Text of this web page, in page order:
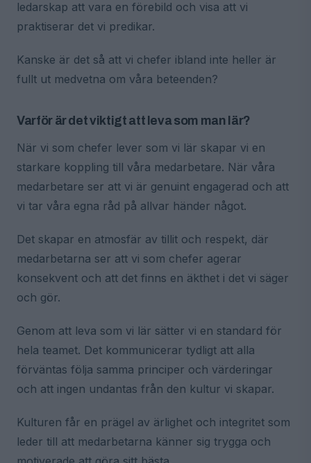
ledarskap att vara en förebild och visa att vi
praktiserar det vi predikar.
Kanske är det så att vi chefer ibland inte heller är
fullt ut medvetna om våra beteenden?
Varför är det viktigt att leva som man lär?
När vi som chefer lever som vi lär skapar vi en
starkare koppling till våra medarbetare. När våra
medarbetare ser att vi är genuint engagerad och att
vi tar våra egna råd på allvar händer något.
Det skapar en atmosfär av tillit och respekt, där
medarbetarna ser att vi som chefer agerar
konsekvent och att det finns en äkthet i det vi säger
och gör.
Genom att leva som vi lär sätter vi en standard för
hela teamet. Det kommunicerar tydligt att alla
förväntas följa samma principer och värderingar
och att ingen undantas från den kultur vi skapar.
Kulturen får en prägel av ärlighet och integritet som
leder till att medarbetarna känner sig trygga och